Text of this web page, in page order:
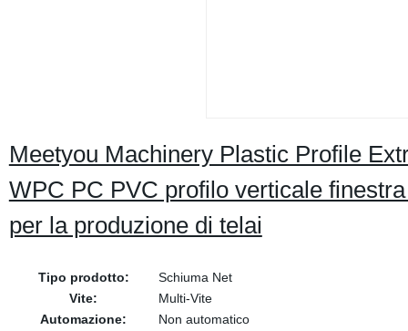
Meetyou Machinery Plastic Profile
WPC PC PVC profilo verticale
per la produzione di telai
Tipo prodotto:
Schiuma Net
Vite:
Multi-Vite
Automazione:
Non automatico